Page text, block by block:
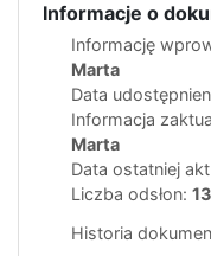
Informacje o
Informację
Marta
Data
Informacja
Marta
Data ostatniej
Liczba odsłon:
Historia